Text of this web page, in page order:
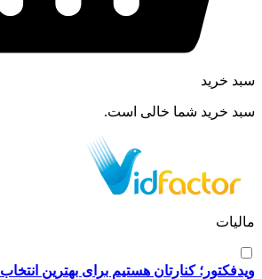
سبد خرید
سبد خرید شما خالی است.
مالیات
ویدفکتور؛ کنارتان هستیم برای بهترین انتخاب